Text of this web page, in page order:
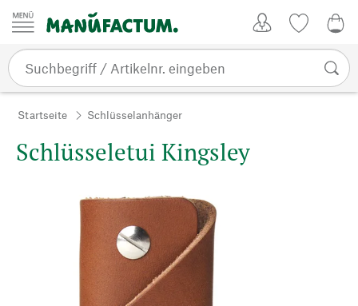
Zum Inhalt springen
Startseite Schlüsselanhänger
Schlüsseletui Kingsley